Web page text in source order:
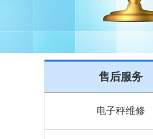
售后服务
电子秤维修